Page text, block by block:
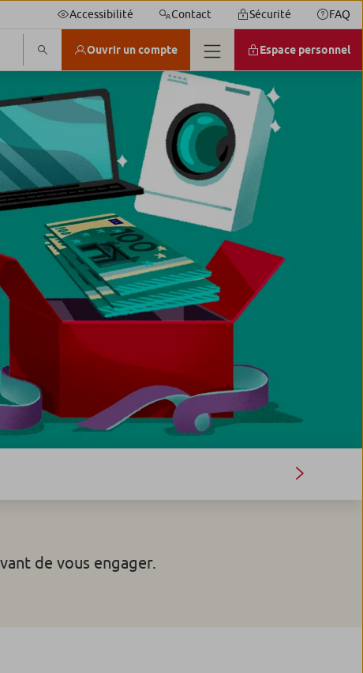
Accessibilité Contact Sécurité FAQ
Ouvrir un compte Espace personnel
de vous engager.